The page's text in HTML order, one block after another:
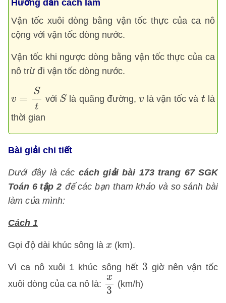
Hướng dẫn cách làm
Vận tốc xuôi dòng bằng vận tốc thực của ca nô
cộng với vận tốc dòng nước.
Vận tốc khi ngược dòng bằng vận tốc thực của ca
nô trừ đi vận tốc dòng nước.
v =
S
t
với S
Slà quãng đường,v
v là vận tốc và t
t là
thời gian
Bài giải chi tiết
Dưới đây là các cách giải bài 173 trang 67 SGK
Toán 6 tập 2 để các bạn tham khảo và so sánh bài
làm của mình:
Cách 1
Gọi độ dài khúc sông là x
x (km).
Vì ca nô xuôi 1 khúc sông hết 3
3 giờ nên vận tốc
xuôi dòng của ca nô là:
x
3
x3
(km/h)